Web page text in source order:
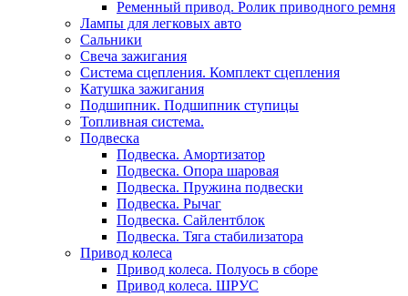
Ременный привод. Ролик приводного ремня
Лампы для легковых авто
Сальники
Свеча зажигания
Система сцепления. Комплект сцепления
Катушка зажигания
Подшипник. Подшипник ступицы
Топливная система.
Подвеска
Подвеска. Амортизатор
Подвеска. Опора шаровая
Подвеска. Пружина подвески
Подвеска. Рычаг
Подвеска. Сайлентблок
Подвеска. Тяга стабилизатора
Привод колеса
Привод колеса. Полуось в сборе
Привод колеса. ШРУС